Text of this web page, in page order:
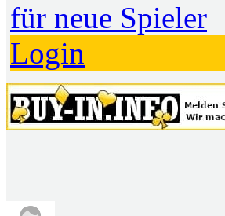
für neue Spieler
Login